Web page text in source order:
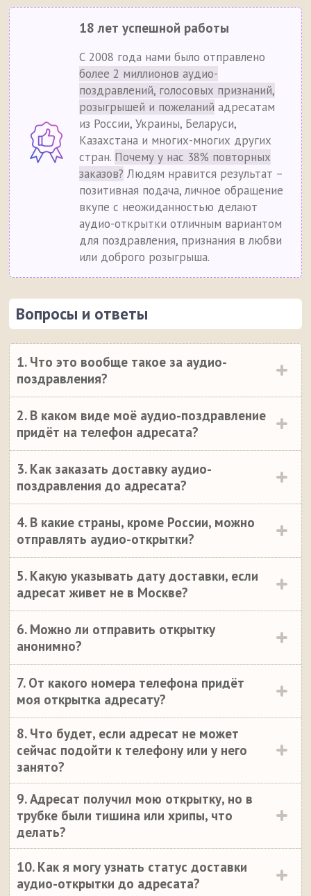
18 лет успешной работы
С 2008 года нами было отправлено
более 2 миллионов аудио-
поздравлений, голосовых признаний,
розыгрышей и пожеланий адресатам
из России, Украины, Беларуси,
Казахстана и многих-многих других
стран. Почему у нас 38% повторных
заказов? Людям нравится результат –
позитивная подача, личное обращение
вкупе с неожиданностью делают
аудио-открытки отличным вариантом
для поздравления, признания в любви
или доброго розыгрыша.
Вопросы и ответы
1. Что это вообще такое за аудио-
поздравления?
2. В каком виде моё аудио-поздравление
придёт на телефон адресата?
3. Как заказать доставку аудио-
поздравления до адресата?
4. В какие страны, кроме России, можно
отправлять аудио-открытки?
5. Какую указывать дату доставки, если
адресат живет не в Москве?
6. Можно ли отправить открытку
анонимно?
7. От какого номера телефона придёт
моя открытка адресату?
8. Что будет, если адресат не может
сейчас подойти к телефону или у него
занято?
9. Адресат получил мою открытку, но в
трубке были тишина или хрипы, что
делать?
10. Как я могу узнать статус доставки
аудио-открытки до адресата?